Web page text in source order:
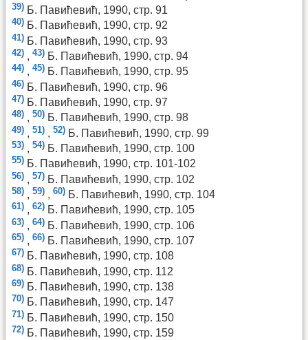
39) Б. Павићевић, 1990, стр. 91
40) Б. Павићевић, 1990, стр. 92
41) Б. Павићевић, 1990, стр. 93
42) , 43) Б. Павићевић, 1990, стр. 94
44) , 45) Б. Павићевић, 1990, стр. 95
46) Б. Павићевић, 1990, стр. 96
47) Б. Павићевић, 1990, стр. 97
48) , 50) Б. Павићевић, 1990, стр. 98
49) , 51) , 52) Б. Павићевић, 1990, стр. 99
53) , 54) Б. Павићевић, 1990, стр. 100
55) Б. Павићевић, 1990, стр. 101-102
56) , 57) Б. Павићевић, 1990, стр. 102
58) , 59) , 60) Б. Павићевић, 1990, стр. 104
61) , 62) Б. Павићевић, 1990, стр. 105
63) , 64) Б. Павићевић, 1990, стр. 106
65) , 66) Б. Павићевић, 1990, стр. 107
67) Б. Павићевић, 1990, стр. 108
68) Б. Павићевић, 1990, стр. 112
69) Б. Павићевић, 1990, стр. 138
70) Б. Павићевић, 1990, стр. 147
71) Б. Павићевић, 1990, стр. 150
72) Б. Павићевић, 1990, стр. 159